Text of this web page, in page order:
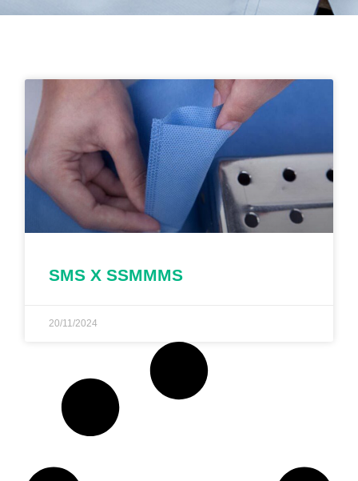
SMS X SSMMMS
20/11/2024